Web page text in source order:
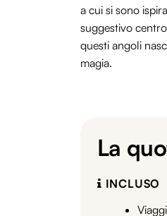
a cui si sono
suggestivo
questi angoli
magia.
La
INCLUSO